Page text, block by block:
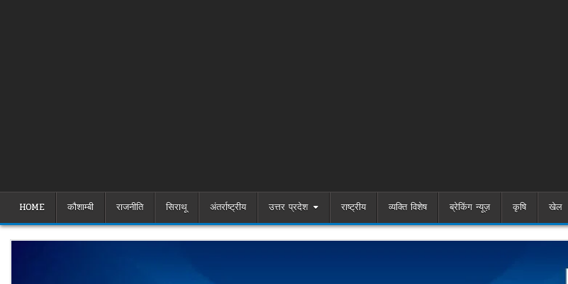
HOME कौशाम्बी राजनीति सिराथू अंतर्राष्ट्रीय उत्तर प्रदेश राष्ट्रीय व्यक्ति विशेष ब्रेकिंग न्यूज़ कृषि खेल